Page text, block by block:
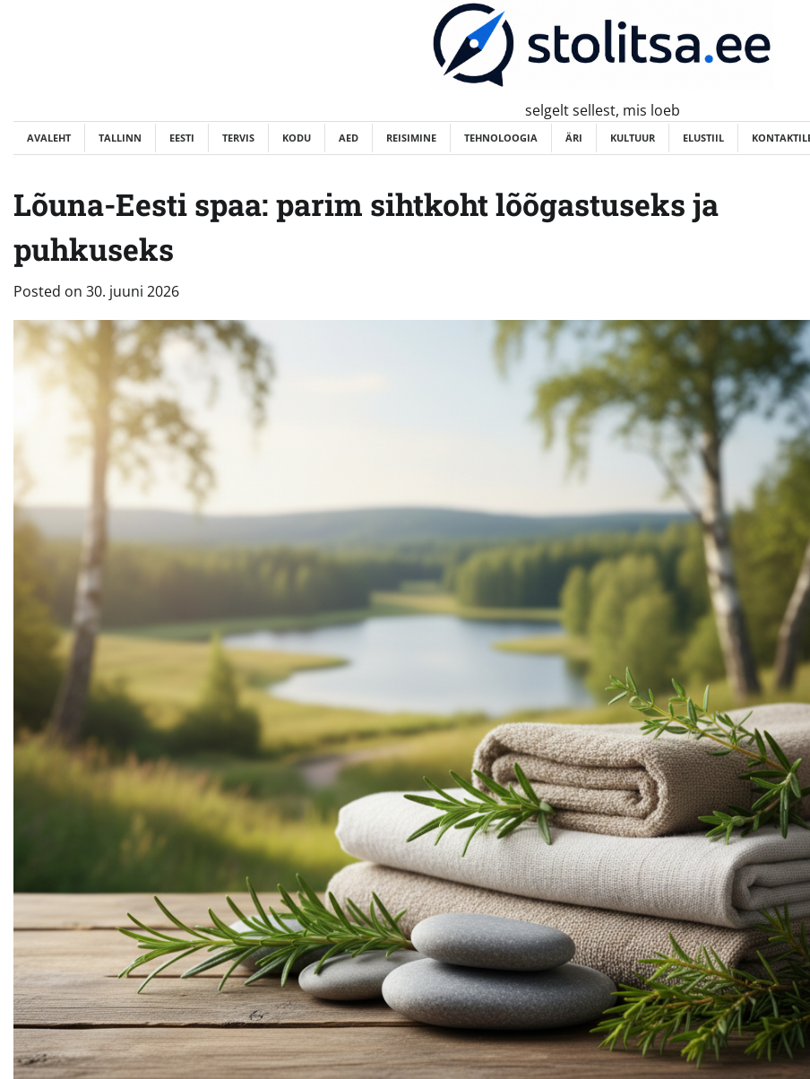
selgelt sellest, mis loeb
AVALEHT TALLINN EESTI TERVIS KODU AED REISIMINE TEHNOLOOGIA ÄRI KULTUUR ELUSTIIL
Lõuna-Eesti spaa: parim sihtkoht lõõgastuseks ja
puhkuseks
Posted on 30. juuni 2026